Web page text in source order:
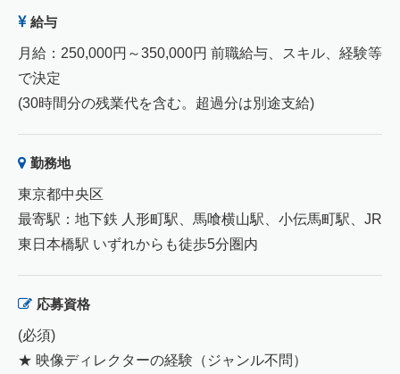
給与
月給：250,000円～350,000円 前職給与、スキル、経験等
で決定
(30時間分の残業代を含む。超過分は別途支給)
勤務地
東京都中央区
最寄駅：地下鉄 人形町駅、馬喰横山駅、小伝馬町駅、JR
東日本橋駅 いずれからも徒歩5分圏内
応募資格
(必須)
★ 映像ディレクターの経験（ジャンル不問）